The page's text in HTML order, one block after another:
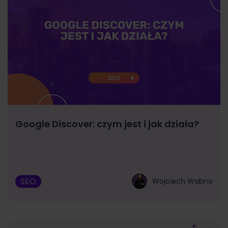
Google Discover: czym jest i jak działa?
SEO Wojciech Wabno